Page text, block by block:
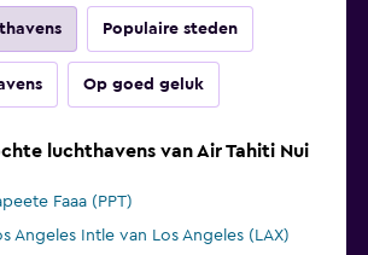
Populaire steden
Op goed geluk
luchthavens van Air Tahiti Nui
Faaa (PPT)
Angeles Intle van Los Angeles (LAX)